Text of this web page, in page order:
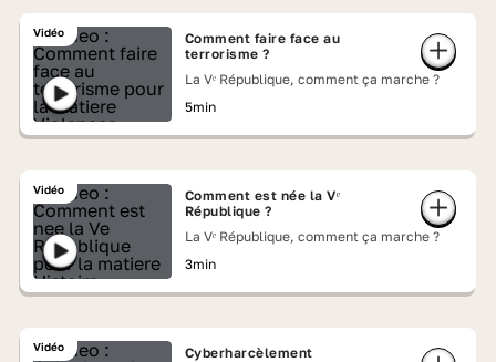
Vidéo
Comment faire face au
terrorisme ?
La Vᵉ République, comment ça marche ?
5min
Vidéo
Comment est née la Vᵉ
République ?
La Vᵉ République, comment ça marche ?
3min
Vidéo
Cyberharcèlement